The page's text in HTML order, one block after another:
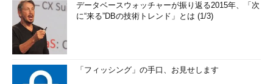
データベースウォッチャーが振り返る2015年、「次
に“来る”DBの技術トレンド」とは (1/3)
「フィッシング」の手口、お見せします